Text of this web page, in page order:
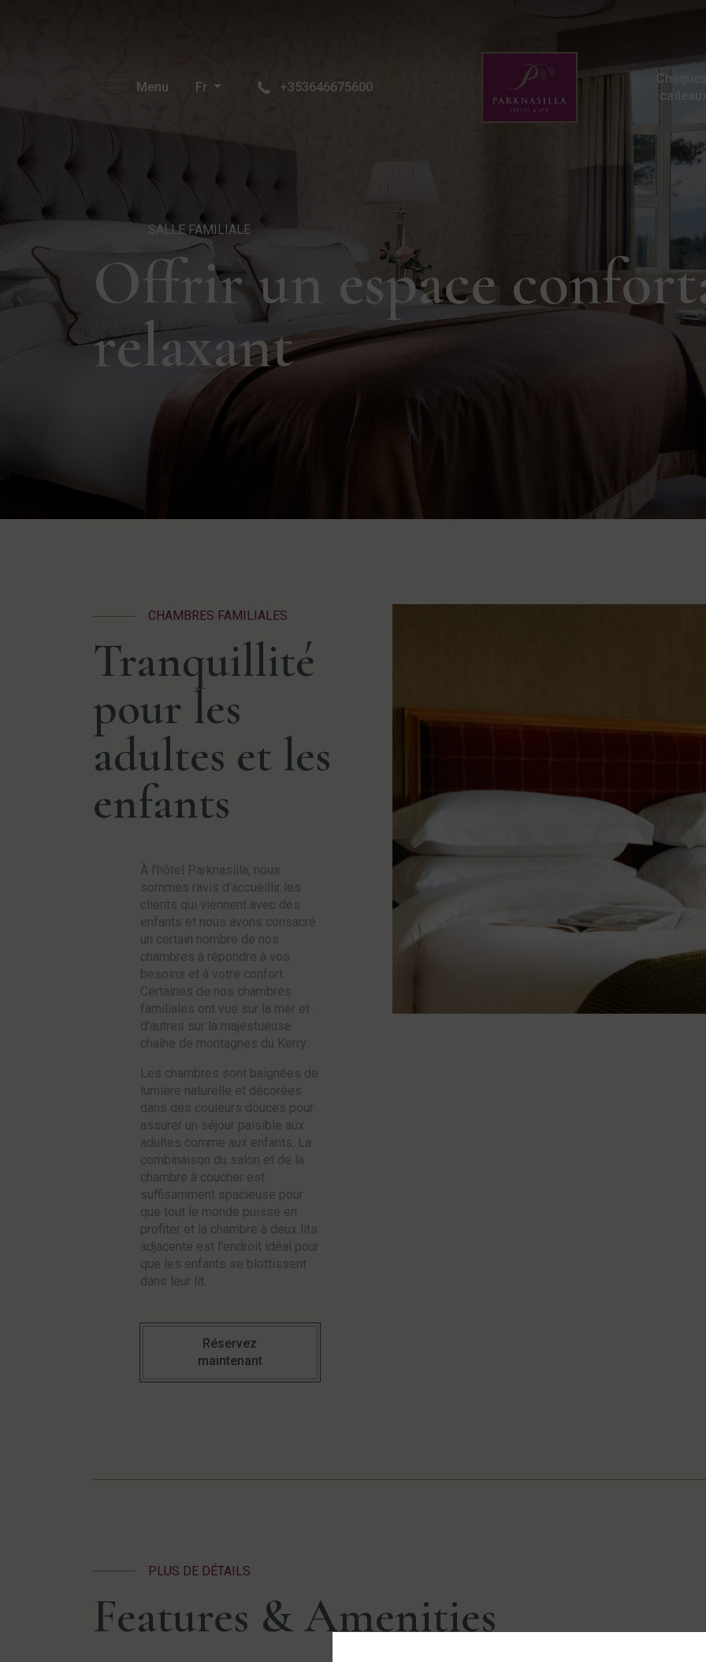
Menu Fr +353646675600
Chambre familiale |
Chèques-
cadeaux
SALLE FAMILIALE
Offrir un espace
relaxant
CHAMBRES FAMILIALES
Tranquillité
pour les
adultes et les
enfants
À l'hôtel Parknasilla, nous
sommes ravis d'accueillir les
clients qui viennent avec des
enfants et nous avons consacré
un certain nombre de nos
chambres à répondre à vos
besoins et à votre confort.
Certaines de nos chambres
familiales ont vue sur la mer et
d'autres sur la majestueuse
chaîne de montagnes du Kerry.
Les chambres sont baignées de
lumière naturelle et décorées
dans des couleurs douces pour
assurer un séjour paisible aux
adultes comme aux enfants. La
combinaison du salon et de la
chambre à coucher est
suffisamment spacieuse pour
que tout le monde puisse en
profiter et la chambre à deux lits
adjacente est l'endroit idéal pour
que les enfants se blottissent
dans leur lit.
Réservez
maintenant
PLUS DE DÉTAILS
Features & Amenities